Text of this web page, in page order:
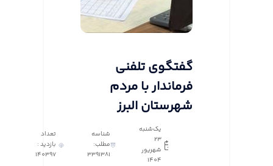
گفتگوی تلفنی
فرماندار با مردم
شهرستان البرز
یک‌شنبه
23
شهریور
1404
شناسه
مطلب:
3391381
تعداد
بازدید :
140397